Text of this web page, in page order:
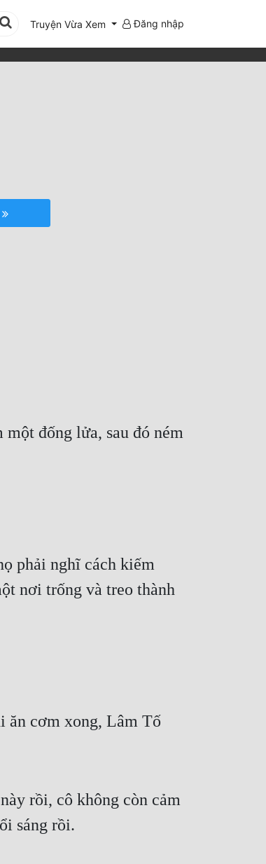
Truyện Vừa Xem Đăng nhập
đống lửa, sau đó ném
phải nghĩ cách kiếm
nơi trống và treo thành
ăn cơm xong, Lâm Tố
rồi, cô không còn cảm
sáng rồi.